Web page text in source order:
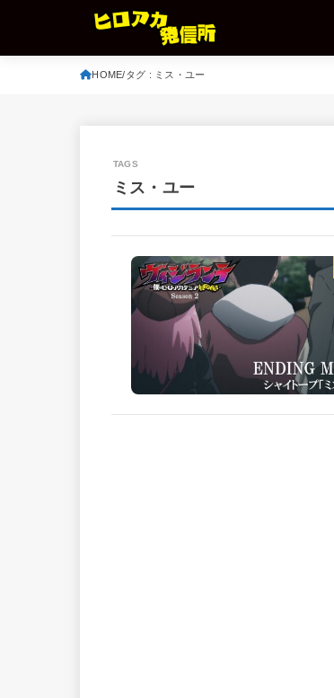
HOME タグ : ミス・ユー
ミス・ユー